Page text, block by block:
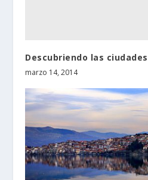
Descubriendo las
marzo 14, 2014